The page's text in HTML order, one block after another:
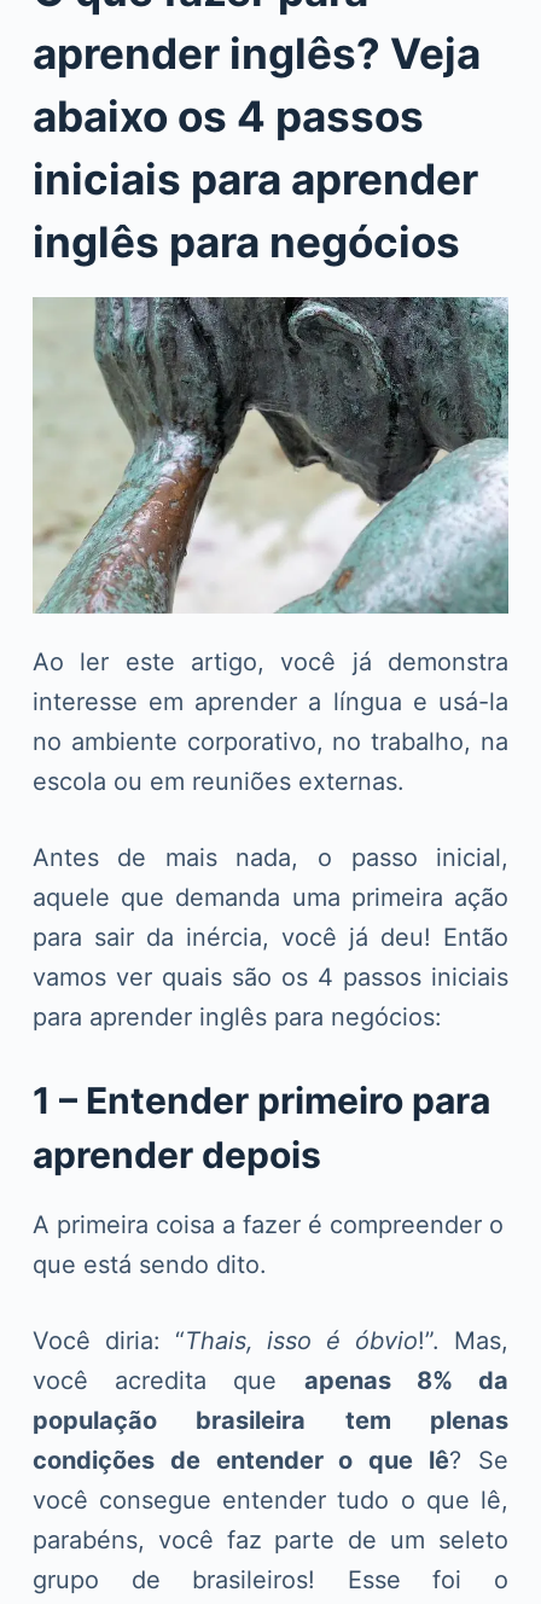
aprender inglês? Veja
abaixo os 4 passos
iniciais para aprender
inglês para negócios
Ao ler este artigo, você já demonstra
interesse em aprender a língua e usá-la
no ambiente corporativo, no trabalho, na
escola ou em reuniões externas.
Antes de mais nada, o passo inicial,
aquele que demanda uma primeira ação
para sair da inércia, você já deu! Então
vamos ver quais são os 4 passos iniciais
para aprender inglês para negócios:
1 – Entender primeiro para
aprender depois
A primeira coisa a fazer é compreender o
que está sendo dito.
Você diria: “Thais, isso é óbvio!”. Mas,
você acredita que apenas 8% da
população brasileira tem plenas
condições de entender o que lê? Se
você consegue entender tudo o que lê,
parabéns, você faz parte de um seleto
grupo de brasileiros! Esse foi o